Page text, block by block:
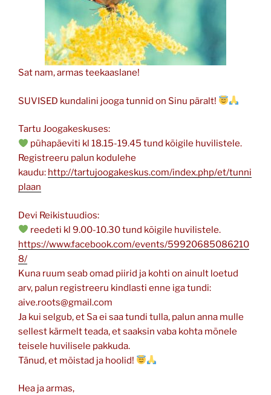
Sat nam, armas teekaaslane!
SUVISED kundalini jooga tunnid on Sinu päralt!
Tartu Joogakeskuses:
pühapäeviti kl 18.15-19.45 tund kõigile huvilistele.
Registreeru palun kodulehe
kaudu: http://tartujoogakeskus.com/index.php/et/tunni
plaan
Devi Reikistuudios:
reedeti kl 9.00-10.30 tund kõigile huvilistele.
https://www.facebook.com/events/59920685086210
8/
Kuna ruum seab omad piirid ja kohti on ainult loetud
arv, palun registreeru kindlasti enne iga tundi:
aive.roots@gmail.com
Ja kui selgub, et Sa ei saa tundi tulla, palun anna mulle
sellest kärmelt teada, et saaksin vaba kohta mõnele
teisele huvilisele pakkuda.
Tänud, et mõistad ja hoolid!
Hea ja armas,